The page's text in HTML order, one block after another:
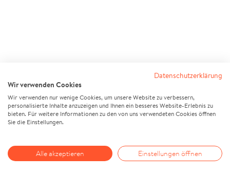
Datenschutzerklärung
Wir verwenden Cookies
Wir verwenden nur wenige Cookies, um unsere Website zu verbessern,
personalisierte Inhalte anzuzeigen und Ihnen ein besseres Website-Erlebnis zu
bieten. Für weitere Informationen zu den von uns verwendeten Cookies öffnen
Sie die Einstellungen.
Alle akzeptieren Einstellungen öffnen